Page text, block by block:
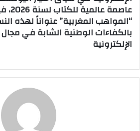
عاصمة
“المواهب المغربية” عنواناً لهذه
بالكفاءات الوطنية الشابة في مجال
الإلكترونية